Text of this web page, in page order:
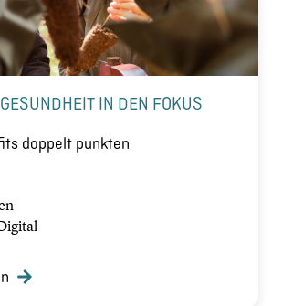
IN DEN FOKUS
doppelt punkten